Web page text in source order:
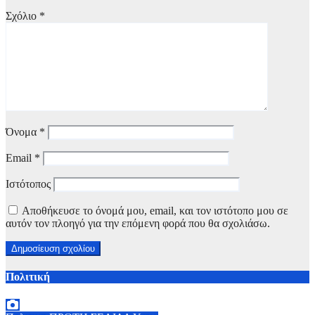
Σχόλιο *
Όνομα *
Email *
Ιστότοπος
Αποθήκευσε το όνομά μου, email, και τον ιστότοπο μου σε
αυτόν τον πλοηγό για την επόμενη φορά που θα σχολιάσω.
Πολιτική